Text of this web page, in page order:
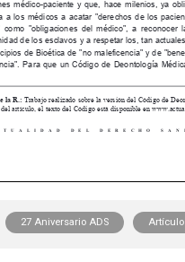
27 Aniversario ADS Artículo